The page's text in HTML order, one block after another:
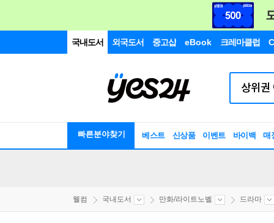
국내도서 외국도서 중고샵 eBook 크레마클럽
빠른분야찾기 베스트 신상품 이벤트 바이백 매
웰컴 국내도서 만화/라이트노벨 드라마